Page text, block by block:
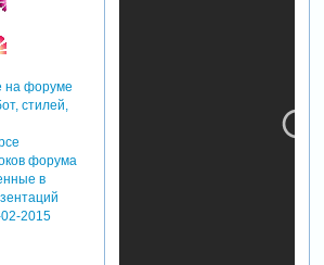
2015